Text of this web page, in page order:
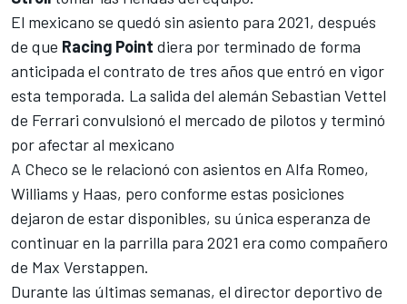
El mexicano se quedó sin asiento para 2021, después
de que Racing Point diera por terminado de forma
anticipada el contrato de tres años que entró en vigor
esta temporada. La salida del alemán Sebastian Vettel
de Ferrari convulsionó el mercado de pilotos y terminó
por afectar al mexicano
A Checo se le relacionó con asientos en Alfa Romeo,
Williams y Haas, pero conforme estas posiciones
dejaron de estar disponibles, su única esperanza de
continuar en la parrilla para 2021 era como compañero
de Max Verstappen.
Durante las últimas semanas, el director deportivo de